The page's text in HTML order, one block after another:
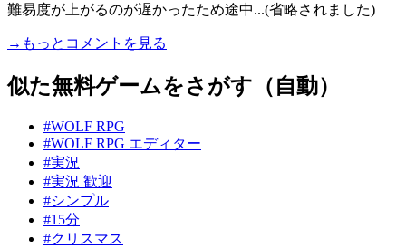
難易度が上がるのが遅かったため途中...(省略されました)
→もっとコメントを見る
似た無料ゲームをさがす（自動）
#WOLF RPG
#WOLF RPG エディター
#実況
#実況 歓迎
#シンプル
#15分
#クリスマス